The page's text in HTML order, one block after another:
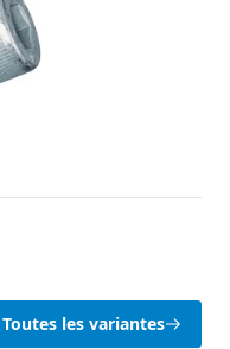
Toutes les variantes